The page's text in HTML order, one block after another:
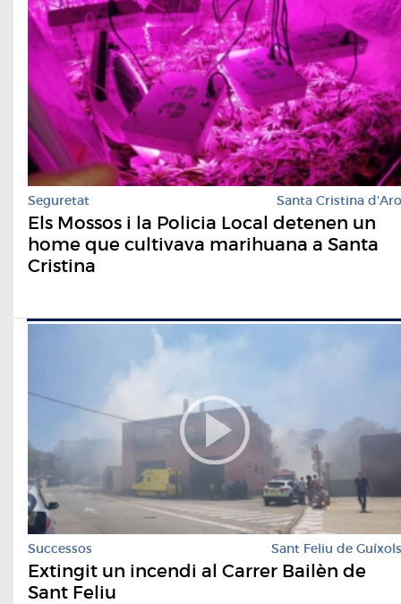
Seguretat Santa Cristina d'Aro
Els Mossos i la Policia Local detenen un
home que cultivava marihuana a Santa
Cristina
Successos Sant Feliu de Guíxols
Extingit un incendi al Carrer Bailèn de
Sant Feliu